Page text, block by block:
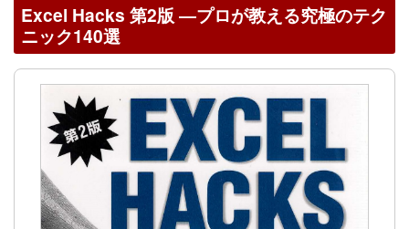
Excel Hacks 第2版 ―プロが教える究極のテク
ニック140選